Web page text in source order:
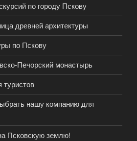
по городу Пскову
древней архитектуры
по Пскову
Печорский монастырь
туристов
нашу компанию для
Псковскую землю!